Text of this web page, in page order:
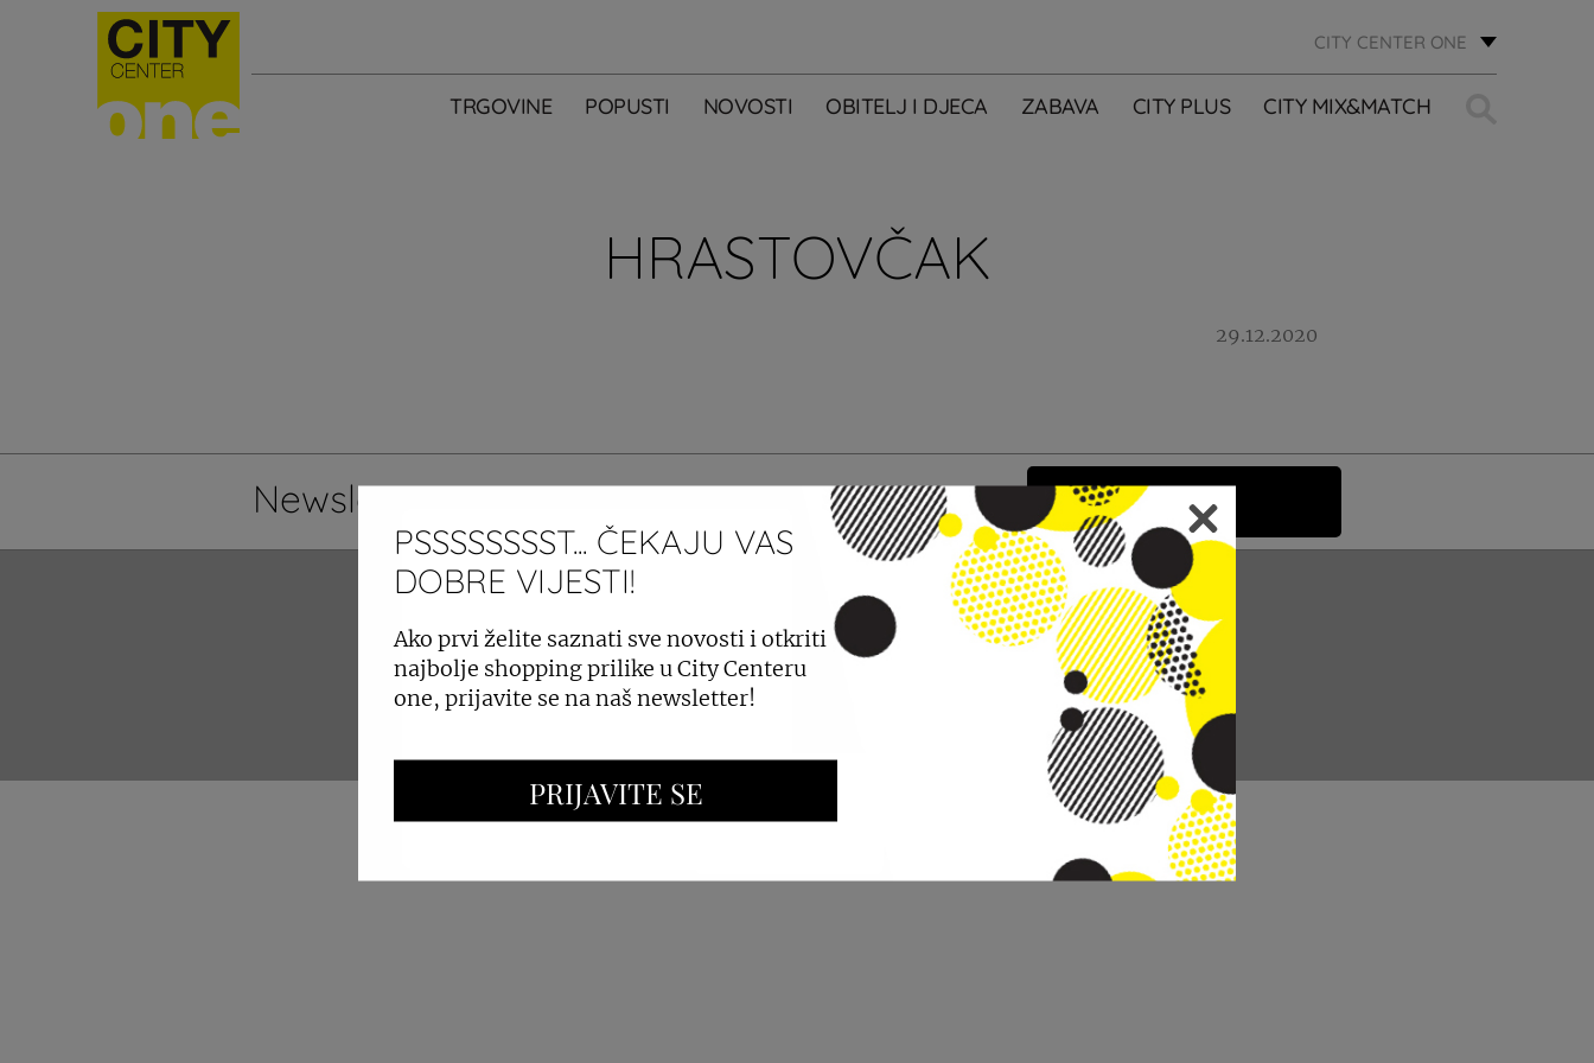
CITY CENTER ONE
TRGOVINE POPUSTI NOVOSTI OBITELJ I DJECA ZABAVA CITY PLUS CITY MIX&MATCH
HRASTOVČAK
29.12.2020
Newsletter Želim primati newsletter City Centera one. PRIJAVI SE
OGLAŠAVANJE I PROMOCIJE CC REAL
PSSSSSSSST... ČEKAJU VAS
DOBRE VIJESTI!
Ako prvi želite saznati sve novosti i otkriti
najbolje shopping prilike u City Centeru
one, prijavite se na naš newsletter!
PRIJAVITE SE